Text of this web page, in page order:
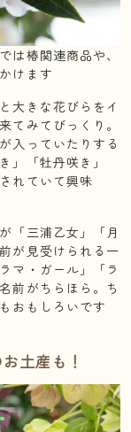
は椿関連商品や、
けます
大きな花びらをイ
てみてびっくり。
入っていたりする
」「牡丹咲き」
れていて興味
「三浦乙女」「月
が見受けられる一
マ・ガール」「ラ
前がちらほら。ち
おもしろいです
土産も！